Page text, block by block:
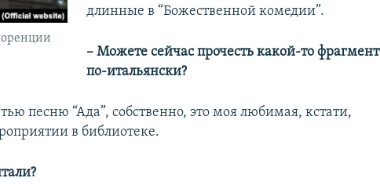
длинные в “Божественной комедии”.
– Можете сейчас прочесть какой-то фрагмент
по-итальянски?
песню “Ада”, собственно, это моя любимая, кстати,
в библиотеке.